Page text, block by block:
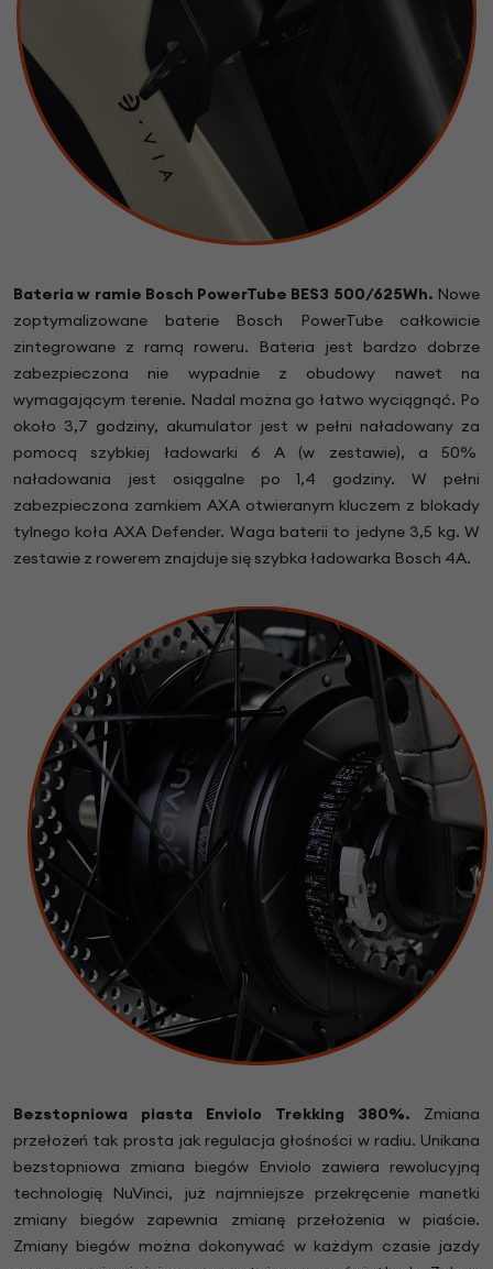
Bateria w ramie Bosch PowerTube BES3 500/625Wh. Nowe
zoptymalizowane baterie Bosch PowerTube całkowicie
zintegrowane z ramą roweru. Bateria jest bardzo dobrze
zabezpieczona nie wypadnie z obudowy nawet na
wymagającym terenie. Nadal można go łatwo wyciągnąć. Po
około 3,7 godziny, akumulator jest w pełni naładowany za
pomocą szybkiej ładowarki 6 A (w zestawie), a 50%
naładowania jest osiągalne po 1,4 godziny. W pełni
zabezpieczona zamkiem AXA otwieranym kluczem z blokady
tylnego koła AXA Defender. Waga baterii to jedyne 3,5 kg. W
zestawie z rowerem znajduje się szybka ładowarka Bosch 4A.
Bezstopniowa piasta Enviolo Trekking 380%. Zmiana
przełożeń tak prosta jak regulacja głośności w radiu. Unikana
bezstopniowa zmiana biegów Enviolo zawiera rewolucyjną
technologię NuVinci, już najmniejsze przekręcenie manetki
zmiany biegów zapewnia zmianę przełożenia w piaście.
Zmiany biegów można dokonywać w każdym czasie jazdy